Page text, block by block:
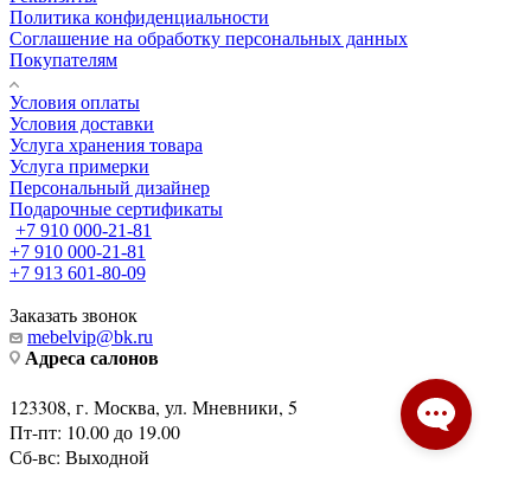
Политика конфиденциальности
Соглашение на обработку персональных данных
Покупателям
Условия оплаты
Условия доставки
Услуга хранения товара
Услуга примерки
Персональный дизайнер
Подарочные сертификаты
+7 910 000-21-81
+7 910 000-21-81
+7 913 601-80-09
Заказать звонок
mebelvip@bk.ru
Адреса салонов
123308, г. Москва, ул. Мневники, 5
Пт-пт: 10.00 до 19.00
Сб-вс: Выходной